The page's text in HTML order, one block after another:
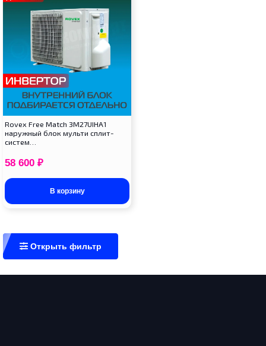
Rovex Free Match 3M27UIHA1
наружный блок мульти сплит-
систем…
58 600 ₽
В корзину
Открыть фильтр